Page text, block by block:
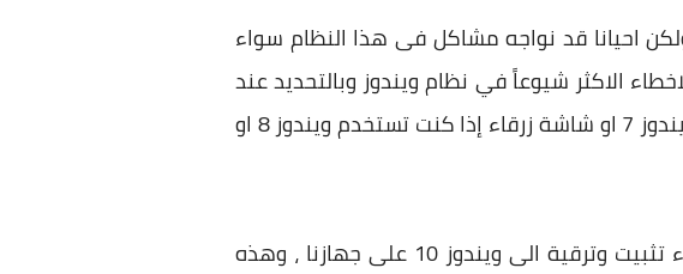
احيانا قد نواجه مشاكل فى هذا النظام سواء
الاكثر شيوعاً في نظام ويندوز وبالتحديد عند
تثبيت ويندوز جديد ظهور رسائل خطأ حيث تجد شاشة سوداء إذا كنت تستخدم ويندوز 7 او شاشة زرقاء إذا كنت تستخدم ويندوز 8 او
ومن ابرز رسائل الخطأ هى رسالة 0XC1900101 – 0x20017 التى تظهر لنا اثناء تثبيت وترقية الى ويندوز 10 على جهازنا ، وهذه